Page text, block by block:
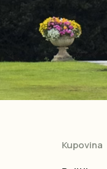
Kupovina